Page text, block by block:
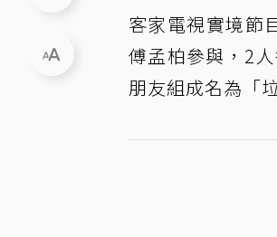
客家電視實境節
傅孟柏參與，2
朋友組成名為「